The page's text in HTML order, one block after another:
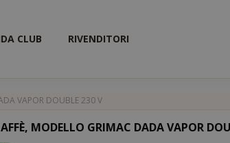
CLUB RIVENDITORI
VAPOR DOUBLE 230 V
MODELLO GRIMAC DADA VAPOR